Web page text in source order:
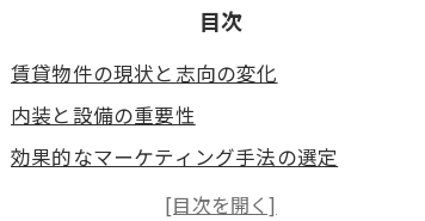
目次
賃貸物件の現状と志向の変化
内装と設備の重要性
効果的なマーケティング手法の選定
入居者サービスの質を向上させる